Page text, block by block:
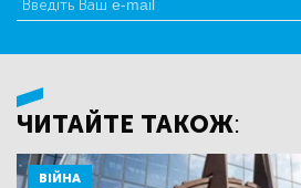
ЧИТАЙТЕ ТАКОЖ:
ВІЙНА